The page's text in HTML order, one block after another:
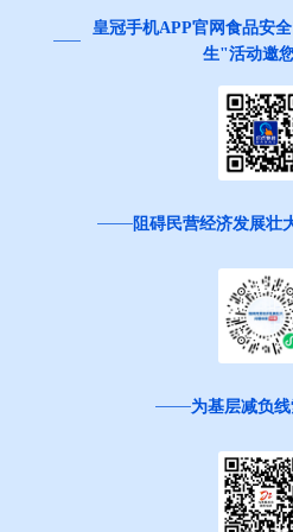
皇冠手机APP官网食品安
生"活动邀
阻碍民营经济发展壮
为基层减负